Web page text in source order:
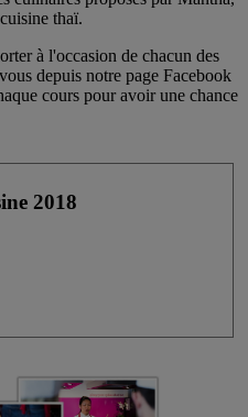
thaï.
à l'occasion de chacun des
depuis notre page Facebook
cours pour avoir une chance
2018